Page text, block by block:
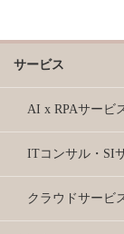
サービス
AI x RPAサービ
ITコンサル・SI
クラウドサービ